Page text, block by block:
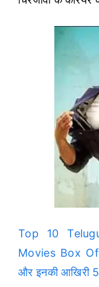
Top 10
Movies Box
और इनकी आखिरी 5